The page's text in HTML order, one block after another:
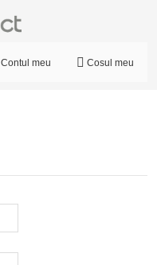
Contul meu Cosul meu